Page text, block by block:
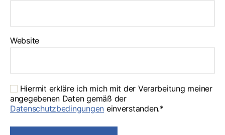
Website
Hiermit erkläre ich mich mit der Verarbeitung meiner
angegebenen Daten gemäß der
Datenschutzbedingungen einverstanden.*